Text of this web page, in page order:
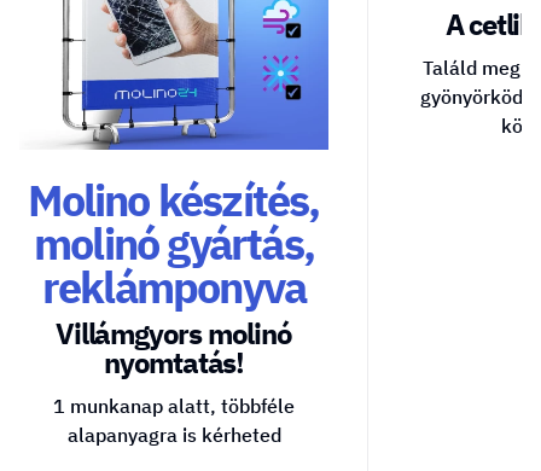
Molino készítés,
molinó gyártás,
reklámponyva
Villámgyors molinó
nyomtatás!
1 munkanap alatt, többféle
alapanyagra is kérheted
A
Találd meg